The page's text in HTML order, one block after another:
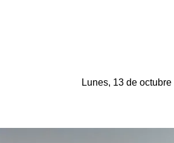
Lunes, 13 de